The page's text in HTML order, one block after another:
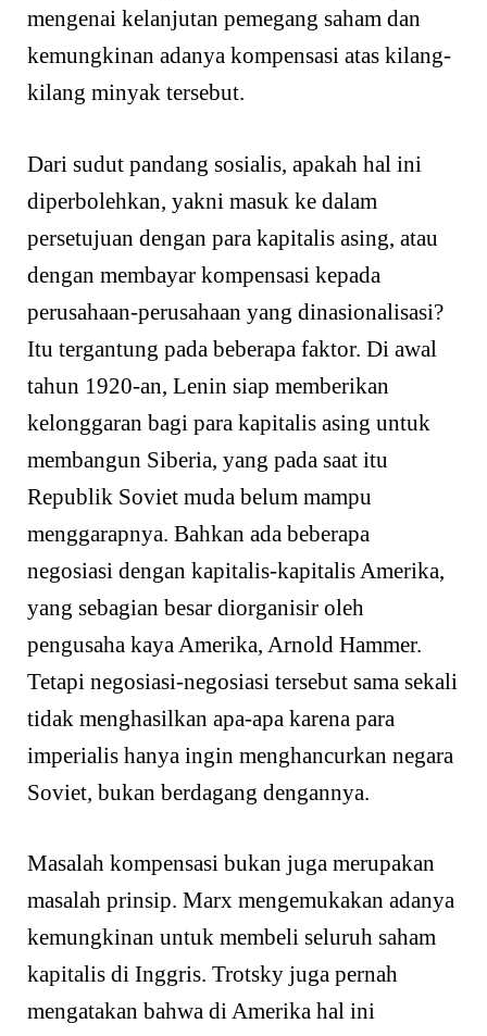
mengenai kelanjutan pemegang saham dan
kemungkinan adanya kompensasi atas kilang-
kilang minyak tersebut.
Dari sudut pandang sosialis, apakah hal ini
diperbolehkan, yakni masuk ke dalam
persetujuan dengan para kapitalis asing, atau
dengan membayar kompensasi kepada
perusahaan-perusahaan yang dinasionalisasi?
Itu tergantung pada beberapa faktor. Di awal
tahun 1920-an, Lenin siap memberikan
kelonggaran bagi para kapitalis asing untuk
membangun Siberia, yang pada saat itu
Republik Soviet muda belum mampu
menggarapnya. Bahkan ada beberapa
negosiasi dengan kapitalis-kapitalis Amerika,
yang sebagian besar diorganisir oleh
pengusaha kaya Amerika, Arnold Hammer.
Tetapi negosiasi-negosiasi tersebut sama sekali
tidak menghasilkan apa-apa karena para
imperialis hanya ingin menghancurkan negara
Soviet, bukan berdagang dengannya.
Masalah kompensasi bukan juga merupakan
masalah prinsip. Marx mengemukakan adanya
kemungkinan untuk membeli seluruh saham
kapitalis di Inggris. Trotsky juga pernah
mengatakan bahwa di Amerika hal ini